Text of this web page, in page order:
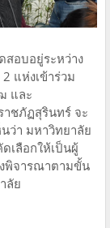
สอบอยู่ระหว่าง
แห่งเข้าร่วม
และ
ชภัฏสุรินทร์ จะ
ว่า มหาวิทยาลัย
เลือกให้เป็นผู้
พิจารณาตามขั้น
ลัย